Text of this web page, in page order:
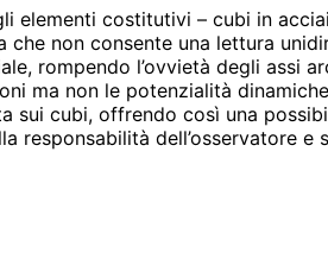
elementi costitutivi – cubi in
non consente una lettura
rompendo l’ovvietà degli assi
ma non le potenzialità
sui cubi, offrendo così una
responsabilità dell’osservatore